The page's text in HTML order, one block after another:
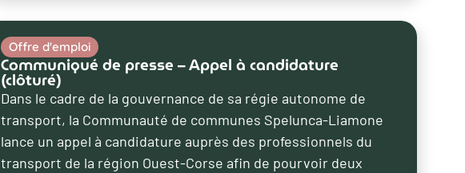
Offre d'emploi
Communiqué de presse – Appel à candidature
(clôturé)
Dans le cadre de la gouvernance de sa régie autonome de
transport, la Communauté de communes Spelunca-Liamone
lance un appel à candidature auprès des professionnels du
transport de la région Ouest-Corse afin de pourvoir deux